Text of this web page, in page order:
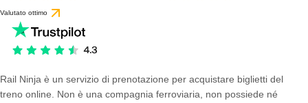
Valutato ottimo
Rail Ninja è un servizio di prenotazione per acquistare biglietti del
treno online. Non è una compagnia ferroviaria, non possiede né